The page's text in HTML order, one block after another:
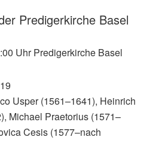
Predigerkirche Basel
Uhr Predigerkirche Basel
Usper (1561–1641), Heinrich
Michael Praetorius (1571–
Cesis (1577–nach